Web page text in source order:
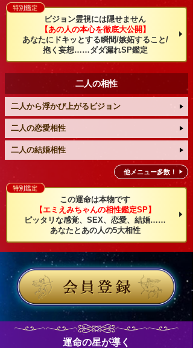
ビジョン霊視には隠せません
【あの人の本心を徹底大公開】
あなたにドキッとする瞬間/嫉妬すること/
抱く妄想……ダダ漏れSP鑑定
二人の相性
二人から浮かび上がるビジョン
二人の恋愛相性
二人の結婚相性
他メニュー多数！
この運命は本物です
【エミえみちゃんの相性鑑定SP】
ピッタリな感覚、SEX、恋愛、結婚……
あなたとあの人の5大相性
運命の星が導く